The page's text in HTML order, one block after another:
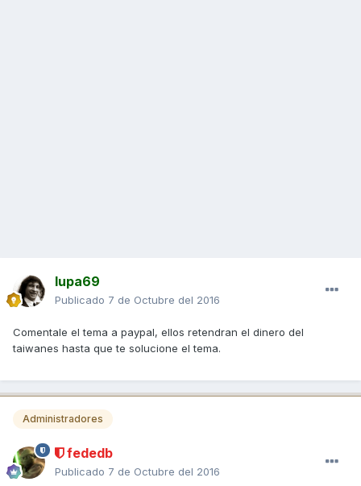
lupa69
Publicado 7 de Octubre del 2016
Comentale el tema a paypal, ellos retendran el dinero del
taiwanes hasta que te solucione el tema.
Administradores
fededb
Publicado 7 de Octubre del 2016